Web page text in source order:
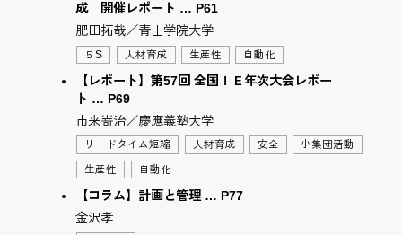
成」開催レポート … P61
肥田拓哉／青山学院大学
５S 人材育成 生産性 自動化
【レポート】第57回 全国ＩＥ年次大会レポー
ト … P69
市来嵜治／慶應義塾大学
リードタイム短縮 人材育成 安全 小集団活動
生産性 自動化
【コラム】計画と管理 … P77
金沢孝